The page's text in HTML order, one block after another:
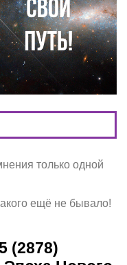
только одной
ещё не бывало!
(2878)